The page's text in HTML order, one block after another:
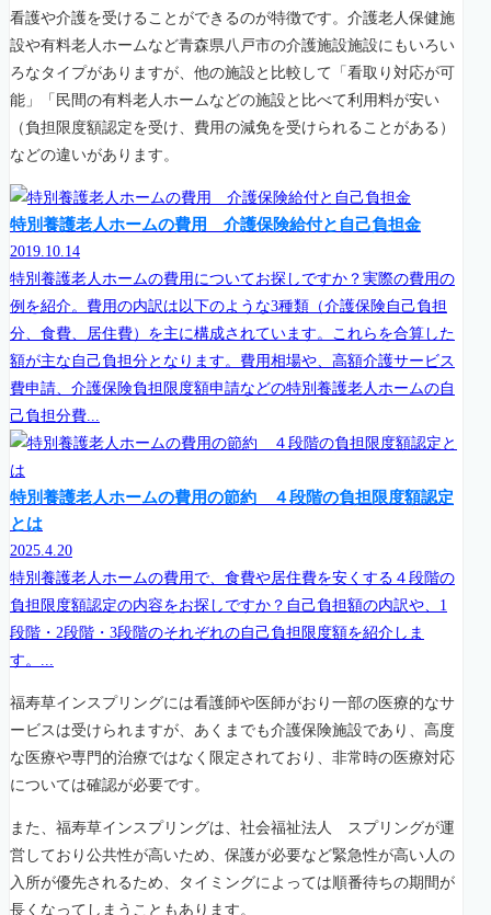
看護や介護を受けることができるのが特徴です。介護老人保健施
設や有料老人ホームなど青森県八戸市の介護施設施設にもいろい
ろなタイプがありますが、他の施設と比較して「看取り対応が可
能」「民間の有料老人ホームなどの施設と比べて利用料が安い
（負担限度額認定を受け、費用の減免を受けられることがある）
などの違いがあります。
特別養護老人ホームの費用 介護保険給付と自己負担金
2019.10.14
特別養護老人ホームの費用についてお探しですか？実際の費用の
例を紹介。費用の内訳は以下のような3種類（介護保険自己負担
分、食費、居住費）を主に構成されています。これらを合算した
額が主な自己負担分となります。費用相場や、高額介護サービス
費申請、介護保険負担限度額申請などの特別養護老人ホームの自
己負担分費...
特別養護老人ホームの費用の節約 ４段階の負担限度額認定
とは
2025.4.20
特別養護老人ホームの費用で、食費や居住費を安くする４段階の
負担限度額認定の内容をお探しですか？自己負担額の内訳や、1
段階・2段階・3段階のそれぞれの自己負担限度額を紹介しま
す。...
福寿草インスプリングには看護師や医師がおり一部の医療的なサ
ービスは受けられますが、あくまでも介護保険施設であり、高度
な医療や専門的治療ではなく限定されており、非常時の医療対応
については確認が必要です。
また、福寿草インスプリングは、社会福祉法人 スプリングが運
営しており公共性が高いため、保護が必要など緊急性が高い人の
入所が優先されるため、タイミングによっては順番待ちの期間が
長くなってしまうこともあります。